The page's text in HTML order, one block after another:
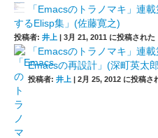
「Emacsのトラノマキ」連
するElisp集」(佐藤寛之)
投稿者: 井上 | 3月 21, 2011 に投稿された
「Emacsのトラノマキ」連
Emacsの再設計」(深町英太
投稿者: 井上 | 2月 25, 2012 に投稿さ